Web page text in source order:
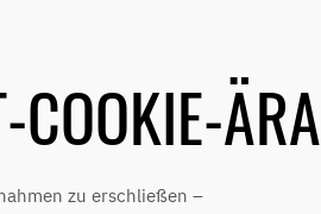
COOKIE-ÄRA
zu erschließen –